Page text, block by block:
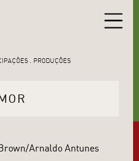
PRODUÇÕES
Arnaldo Antunes